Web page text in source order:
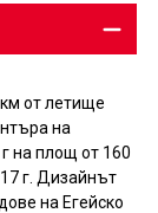
от летище
на
на площ от 160
г. Дизайнът
на Егейско